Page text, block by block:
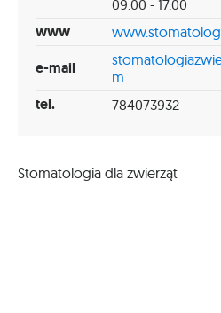
09.00 - 17.00
www
e-mail
m
tel. 784073932
Stomatologia dla zwierząt